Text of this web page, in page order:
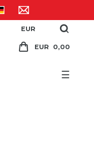
EUR
EUR 0,00
☰